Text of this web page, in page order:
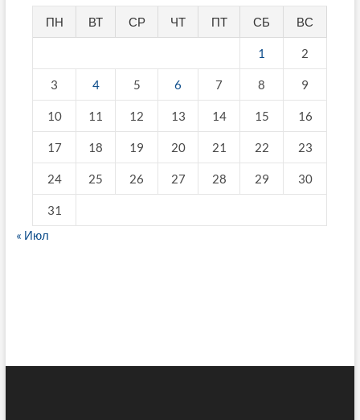
ПН ВТ СР ЧТ ПТ СБ ВС
1 2
3 4 5 6 7 8 9
10 11 12 13 14 15 16
17 18 19 20 21 22 23
24 25 26 27 28 29 30
31
« Июл